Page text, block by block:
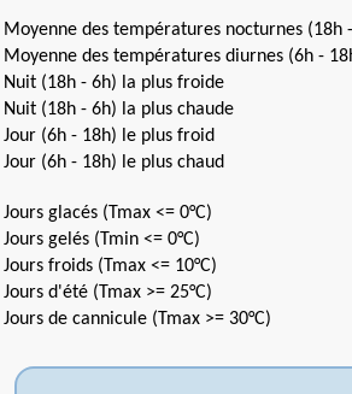
Moyenne des températures nocturnes (18h
Moyenne des températures diurnes (6h -
Nuit (18h - 6h) la plus froide
Nuit (18h - 6h) la plus chaude
Jour (6h - 18h) le plus froid
Jour (6h - 18h) le plus chaud
Jours glacés (Tmax <= 0°C)
Jours gelés (Tmin <= 0°C)
Jours froids (Tmax <= 10°C)
Jours d'été (Tmax >= 25°C)
Jours de cannicule (Tmax >= 30°C)